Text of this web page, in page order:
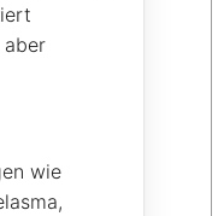
aber
wie